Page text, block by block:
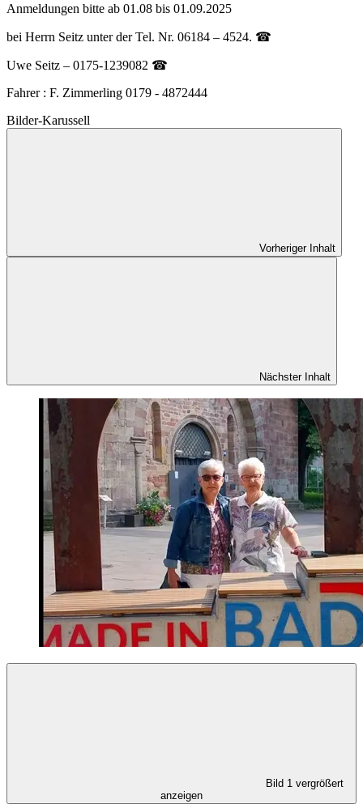
Anmeldungen bitte ab 01.08 bis 01.09.2025
bei Herrn Seitz unter der Tel. Nr. 06184 – 4524. ☎
Uwe Seitz – 0175-1239082 ☎
Fahrer : F. Zimmerling 0179 - 4872444
Bilder-Karussell
Vorheriger Inhalt
Nächster Inhalt
Bild 1 vergrößert
anzeigen